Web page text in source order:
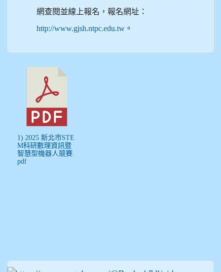
網查閱並線上報名，報名網址：
http://www.gjsh.ntpc.edu.tw 。
1) 2025 新北市STE
M科研數理資訊暨
智慧型機器人競賽.
pdf